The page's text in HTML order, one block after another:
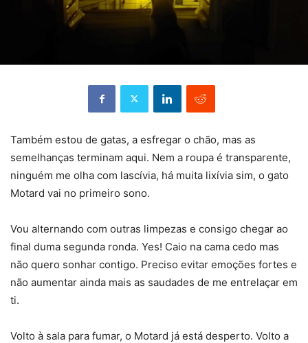
Também estou de gatas, a esfregar o chão, mas as
semelhanças terminam aqui. Nem a roupa é transparente,
ninguém me olha com lascívia, há muita lixívia sim, o gato
Motard vai no primeiro sono.
Vou alternando com outras limpezas e consigo chegar ao
final duma segunda ronda. Yes! Caio na cama cedo mas
não quero sonhar contigo. Preciso evitar emoções fortes e
não aumentar ainda mais as saudades de me entrelaçar em
ti.
Volto à sala para fumar, o Motard já está desperto. Volto a